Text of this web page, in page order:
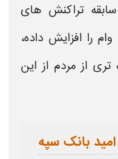
سابقه تراکنش‌ های
وام را افزایش داده،
از مردم از این
بانک سپه